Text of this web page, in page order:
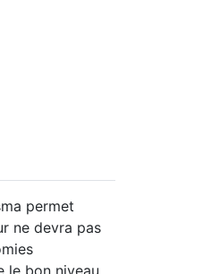
permet
ne devra pas
le bon niveau